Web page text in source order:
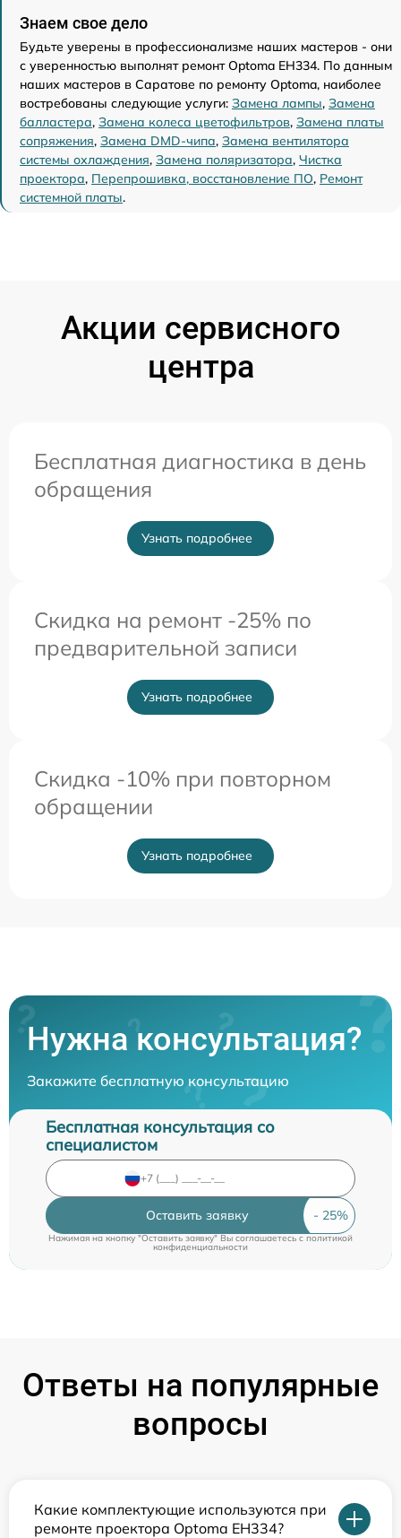
Знаем свое дело
Будьте уверены в профессионализме наших мастеров - они
с уверенностью выполнят ремонт Optoma EH334. По данным
наших мастеров в Саратове по ремонту Optoma, наиболее
востребованы следующие услуги: Замена лампы, Замена
балластера, Замена колеса цветофильтров, Замена платы
сопряжения, Замена DMD-чипа, Замена вентилятора
системы охлаждения, Замена поляризатора, Чистка
проектора, Перепрошивка, восстановление ПО, Ремонт
системной платы.
Акции сервисного
центра
Бесплатная диагностика в день
обращения
Узнать подробнее
Скидка на ремонт -25% по
предварительной записи
Узнать подробнее
Скидка -10% при повторном
обращении
Узнать подробнее
Нужна консультация?
Закажите бесплатную консультацию
Бесплатная консультация со
специалистом
Оставить заявку
Нажимая на кнопку "Оставить заявку" Вы соглашаетесь cполитикой
конфиденциальности
Ответы на популярные
вопросы
Какие комплектующие используются при
ремонте проектора Optoma EH334?